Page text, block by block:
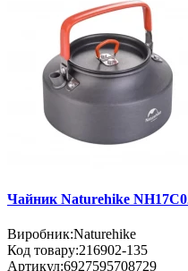
Чайник Naturehike
Виробник:Naturehike
Код товару:216902-135
Артикул:6927595708729